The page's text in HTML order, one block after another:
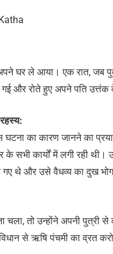
घर ले आया। एक रात, जब
और रोते हुए अपने पति
घटना का कारण जानने का
के सभी कार्यों में लगी रही
थे और उसे वैधव्य का दुख
तो उन्होंने अपनी पुत्री से
विधान से ऋषि पंचमी का व्रत